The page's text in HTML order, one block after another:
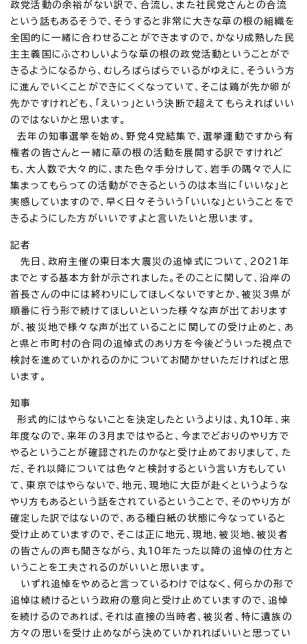
政党活動の余裕がない訳で、合流し、また社民党さんとの合流
という話もあるそうで、そうすると非常に大きな草の根の組織を
全国的に一緒に合わせることができますので、かなり成熟した民
主主義国にふさわしいような草の根の政党活動ということがで
きるようになるから、むしろばらばらでいるがゆえに、そういう方
に進んでいくことができにくくなっていて、そこは鶏が先か卵が
先かですけれども、「えいっ」という決断で超えてもらえればいい
のではないかと思います。
去年の知事選挙を始め、野党4党結集で、選挙運動ですから有
権者の皆さんと一緒に草の根の活動を展開する訳ですけれど
も、大人数で大々的に、また色々手分けして、岩手の隅々で人に
集まってもらっての活動ができるというのは本当に「いいな」と
実感していますので、早く日々そういう「いいな」ということをで
きるようにした方がいいですよと言いたいと思います。
記者
先日、政府主催の東日本大震災の追悼式について、2021年
までとする基本方針が示されました。そのことに関して、沿岸の
首長さんの中には終わりにしてほしくないですとか、被災3県が
順番に行う形で続けてほしいといった様々な声が出ております
が、被災地で様々な声が出ていることに関しての受け止めと、あ
と県と市町村の合同の追悼式のあり方を今後どういった視点で
検討を進めていかれるのかについてお聞かせいただければと思
います。
知事
形式的にはやらないことを決定したというよりは、丸10年、来
年度なので、来年の3月まではやると、今までどおりのやり方で
やるということが確認されたのかなと受け止めておりまして、た
だ、それ以降については色々と検討するという言い方もしてい
て、東京ではやらないで、地元、現地に大臣が赴くというような
やり方もあるという話をされているということで、そのやり方が
確定した訳ではないので、ある種白紙の状態に今なっていると
受け止めていますので、そこは正に地元、現地、被災地、被災者
の皆さんの声も聞きながら、丸10年たった以降の追悼の仕方と
いうことを工夫されるのがいいと思います。
いずれ追悼をやめると言っているわけではなく、何らかの形で
追悼は続けるという政府の意向と受け止めていますので、追悼
を続けるのであれば、それは直接の当時者、被災者、特に遺族の
方々の思いを受け止めながら決めていかれればいいと思ってい